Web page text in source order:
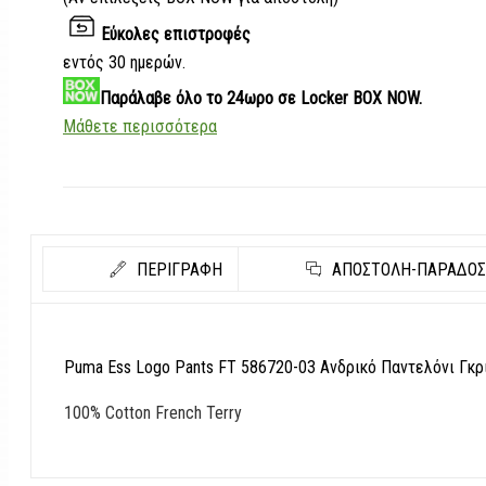
Εύκολες επιστροφές
εντός 30 ημερών.
Παράλαβε όλο το 24ωρο σε Locker BOX NOW.
Μάθετε περισσότερα
ΠΕΡΙΓΡΑΦΗ ΑΠΟΣΤΟΛΉ-
Puma Ess Logo Pants FT 586720-03 Ανδρικό Παντελόνι
100% Cotton French Terry